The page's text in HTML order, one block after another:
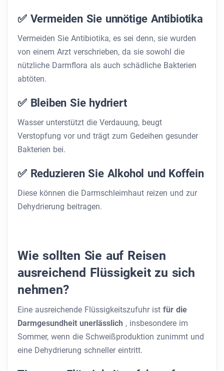
✅ Vermeiden Sie unnötige Antibiotika
Vermeiden Sie Antibiotika, es sei denn, sie wurden
von einem Arzt verschrieben, da sie sowohl die
nützliche Darmflora als auch schädliche Bakterien
abtöten.
✅ Bleiben Sie hydriert
Wasser unterstützt die Verdauung, beugt
Verstopfung vor und trägt zum Gedeihen gesunder
Bakterien bei.
✅ Reduzieren Sie Alkohol und Koffein
Diese können die Darmschleimhaut reizen und zur
Dehydrierung beitragen.
Wie sollten Sie auf Reisen
ausreichend Flüssigkeit zu sich
nehmen?
Eine ausreichende Flüssigkeitszufuhr ist für die
Darmgesundheit unerlässlich , insbesondere im
Sommer, wenn die Schweißproduktion zunimmt und
eine Dehydrierung schneller eintritt.